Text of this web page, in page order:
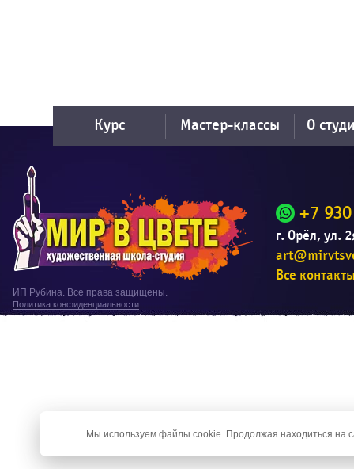
Курс Мастер-классы О
ИП Рубина. Все права защищены.
Политика конфиденциальности.
+7
г. Орёл, ул.
Все
Мы используем файлы cookie. Продолжая находиться на